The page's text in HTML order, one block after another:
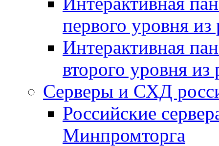
первого уровня
Интерактивная
второго уровня
Серверы и СХД
Российские
Минпромторга